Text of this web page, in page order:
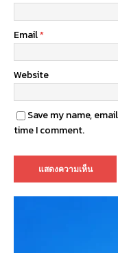
Email*
Website
Save my name,
time I comment.